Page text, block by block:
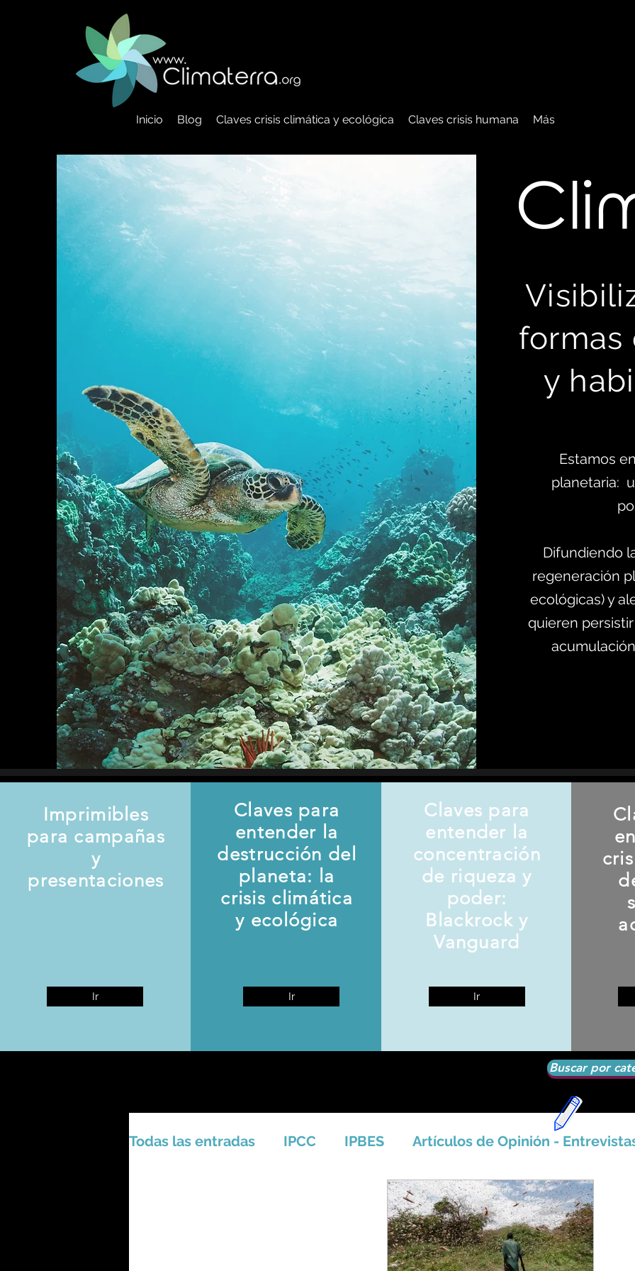
Inicio Blog Claves crisis climática y ecológica Claves crisis humana Más
C
formas
y
Estamos
planetaria:
Difundiendo
regeneración
ecológicas) y
quieren
Imprimibles
para campañas
y
presentaciones
Ir
Claves para
entender la
destrucción del
planeta: la
crisis climática
y ecológica
Ir
Claves para
entender la
concentración
de riqueza y
poder:
Blackrock y
Vanguard
Ir
Buscar por
Todas las entradas IPCC IPBES Artículos de Opinión -
Seguridad Alimentaria-Agua-Dieta
Amazonas - Selvas tropicales - Bosq Artico - Antártida - Glaciares